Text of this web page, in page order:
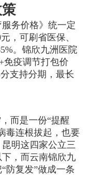
务价格》统一定
，可刷省医保、
。锦欣九洲医院
免疫调节打包价
支持分期，最长
而是一份“提醒
毒连根拔起，也要
明这四家公立三
，而云南锦欣九
防复发”做成一条